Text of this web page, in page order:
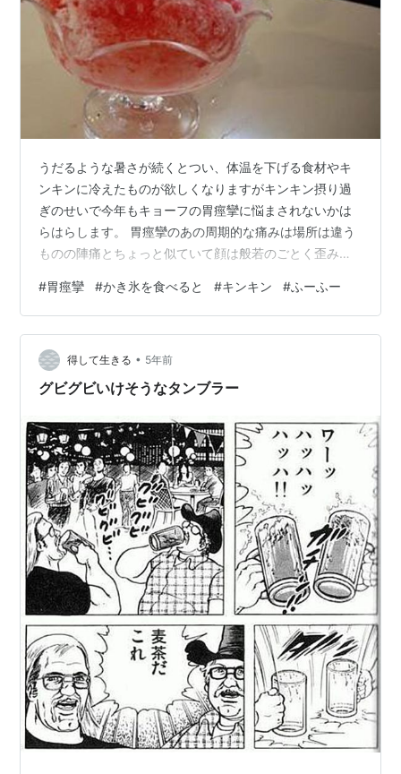
うだるような暑さが続くとつい、体温を下げる食材やキ
ンキンに冷えたものが欲しくなりますがキンキン摂り過
ぎのせいで今年もキョーフの胃痙攣に悩まされないかは
らはらします。 胃痙攣のあの周期的な痛みは場所は違う
ものの陣痛とちょっと似ていて顔は般若のごとく歪み、
に遭うなら気をつければよいものを…なぜか学習しない
私。 今年の夏こそキンキンはやめてじんわり汗をかくよ
うな温かいスープやふぅふぅ汗をかきながら挑むような
熱いものにしようと心に軽く誓うのですが、あっという
まに誓いを忘れキンキン悪魔の誘惑に負けてしまいま
#胃痙攣 #かき氷を食べると #キンキン #ふーふー
得して生きる • 5年前
グビグビいけそうなタンブラー